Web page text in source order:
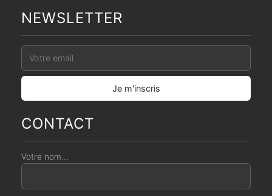
NEWSLETTER
CONTACT
Votre nom...